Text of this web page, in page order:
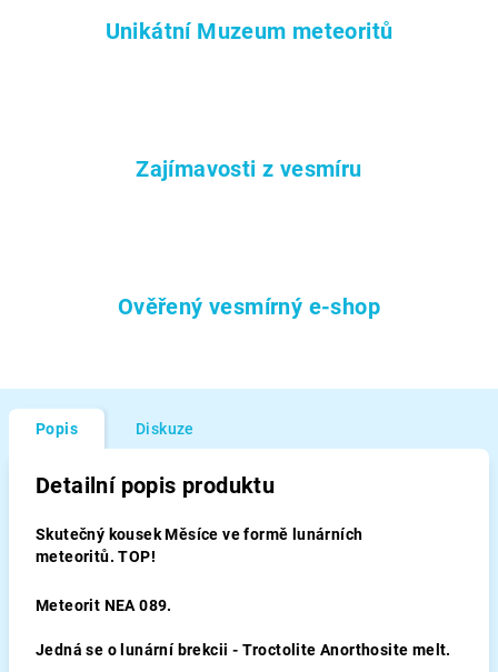
Unikátní Muzeum meteoritů
Zajímavosti z vesmíru
Ověřený vesmírný e-shop
Popis Diskuze
Detailní popis produktu
Skutečný kousek Měsíce ve formě lunárních
meteoritů. TOP!
Meteorit NEA 089.
Jedná se o lunární brekcii - Troctolite Anorthosite melt.